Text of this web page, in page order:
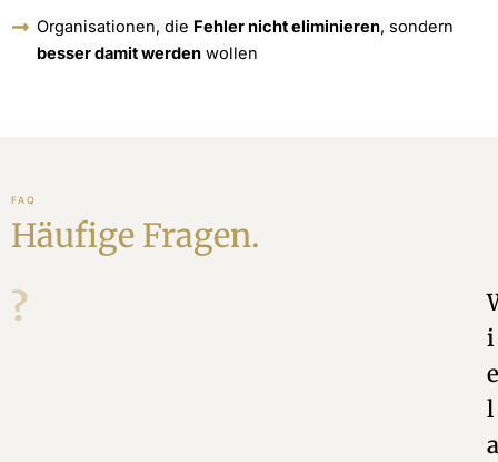
Organisationen, die Fehler nicht eliminieren, sondern
besser damit werden wollen
FAQ
Häufige Fragen.
?
i
e
l
a